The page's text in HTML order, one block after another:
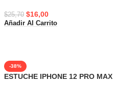
$25,70 $16,00
Añadir Al Carrito
-38%
ESTUCHE IPHONE 12 PRO MAX